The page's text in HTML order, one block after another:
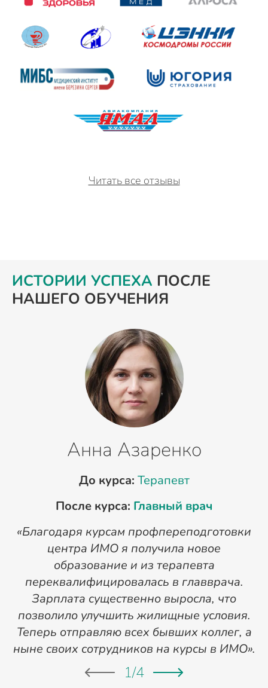
Читать все отзывы
ИСТОРИИ УСПЕХА ПОСЛЕ
НАШЕГО ОБУЧЕНИЯ
Анна Азаренко
До курса: Терапевт
После курса: Главный врач
«Благодаря курсам профпереподготовки
центра ИМО я получила новое
образование и из терапевта
переквалифицировалась в главврача.
Зарплата существенно выросла, что
позволило улучшить жилищные условия.
Теперь отправляю всех бывших коллег, а
ныне своих сотрудников на курсы в ИМО».
1/4